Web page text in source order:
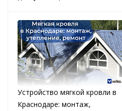
Устройство мягкой кровли в
Краснодаре: монтаж,